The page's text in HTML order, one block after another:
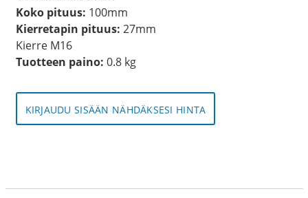
Koko pituus: 100mm
Kierretapin pituus: 27mm
Kierre M16
Tuotteen paino: 0.8 kg
KIRJAUDU SISÄÄN NÄHDÄKSESI HINTA